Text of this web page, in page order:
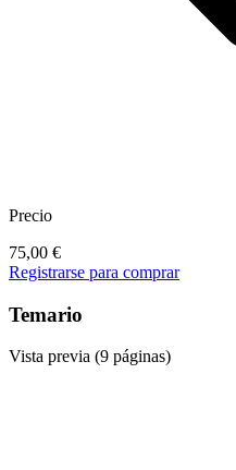
Precio
75,00 €
Registrarse para comprar
Temario
Vista previa (9 páginas)